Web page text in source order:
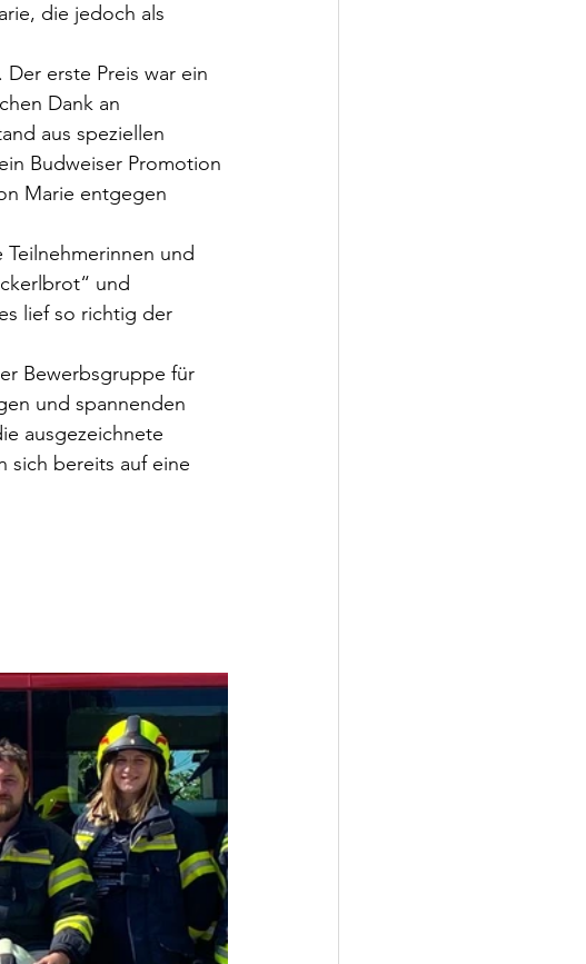
die jedoch als
erste Preis war ein
Dank an
aus speziellen
Budweiser Promotion
Marie entgegen
und
und
lief so richtig der
Bewerbsgruppe für
und spannenden
ausgezeichnete
sich bereits auf eine